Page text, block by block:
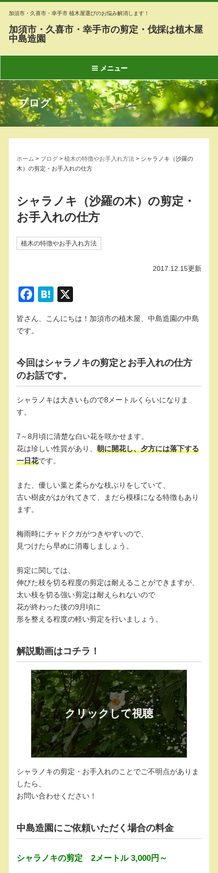
加須市・久喜市・幸手市 植木屋選びのお悩み解消します！
加須市・久喜市・幸手市の剪定・伐採は植木屋
中島造園
メニュー
ブログ
ホーム > ブログ >植木の特徴やお手入れ方法 > シャラノキ（沙羅の
木）の剪定・お手入れの仕方
シャラノキ（沙羅の木）の剪定・
お手入れの仕方
植木の特徴やお手入れ方法
2017.12.15更新
F
c
b
o
o
k
H
e
a
皆さん、こんにちは！加須市の植木屋、中島造園の中島
です。
今回はシャラノキの剪定とお手入れの仕方
のお話です。
シャラノキは大きいもので8メートルくらいになりま
す。
7～8月頃に清楚な白い花を咲かせます。
花は珍しい性質があり、朝に開花し、夕方には落下する
一日花です。
また、優しい葉と柔らかな枝ぶりをしていて、
古い樹皮がはがれてきて、まだら模様になる特徴もあり
ます。
梅雨時にチャドクガがつきやすいので、
見つけたら早めに消毒しましょう。
剪定に関しては、
伸びた枝を切る程度の剪定は耐えることができますが、
太い枝を切る強い剪定は耐えられないので
花が終わった後の9月頃に
形を整える程度の軽い剪定を行いましょう。
解説動画はコチラ！
シャラノキの剪定・お手入れのことでご不明点がありま
したら、
お問い合わせください！
中島造園にご依頼いただく場合の料金
シャラノキの剪定 2メートル 3,000円～